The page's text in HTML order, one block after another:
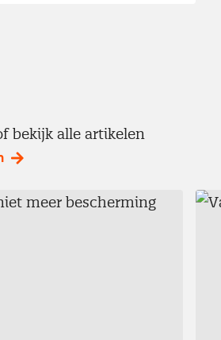
bekijk alle artikelen